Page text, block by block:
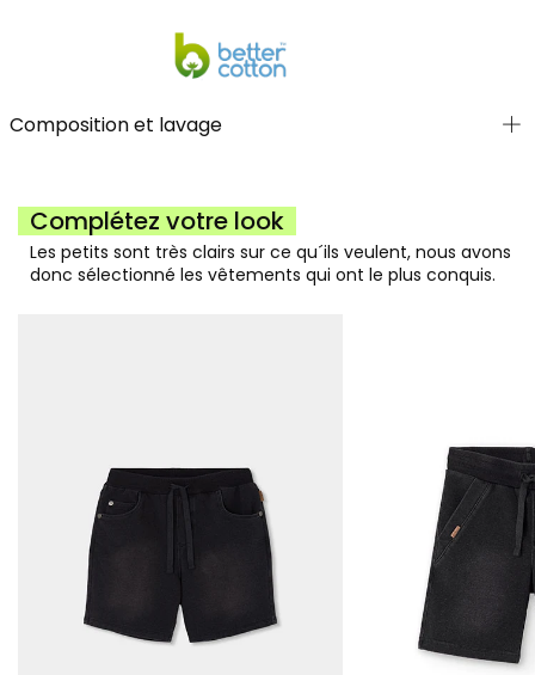
Composition et lavage
Complétez votre look
Les petits sont très clairs sur ce qu´ils veulent, nous avons
donc sélectionné les vêtements qui ont le plus conquis.